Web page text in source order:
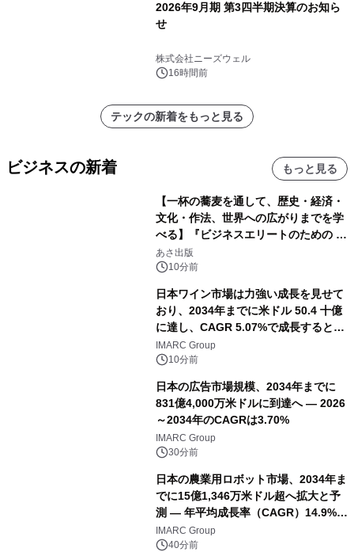
2026年9月期 第3四半期決算のお知ら
せ
株式会社ニーズウェル
16時間前
テックの新着をもっと見る
ビジネスの新着 もっと見る
【一杯の蕎麦を通して、歴史・経済・
文化・作法、世界への広がりまでを学
べる】『ビジネスエリートのための 教
養としての蕎麦』2026年8月25日
（火）発売
あさ出版
10分前
日本ワイン市場は力強い成長を見せて
おり、2034年までに米ドル 50.4 十億
に達し、CAGR 5.07%で成長すると予
測
IMARC Group
10分前
日本の広告市場規模、2034年までに
831億4,000万米ドルに到達へ ― 2026
～2034年のCAGRは3.70%
IMARC Group
30分前
日本の農業用ロボット市場、2034年ま
でに15億1,346万米ドル超へ拡大と予
測 ― 年平均成長率（CAGR）14.9%を
記録
IMARC Group
40分前